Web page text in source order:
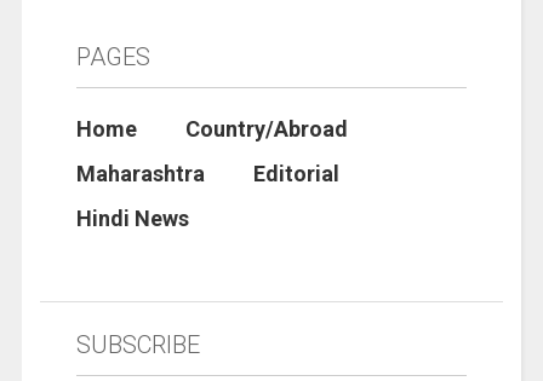
PAGES
Home
Country/Abroad
Maharashtra
Editorial
Hindi News
SUBSCRIBE